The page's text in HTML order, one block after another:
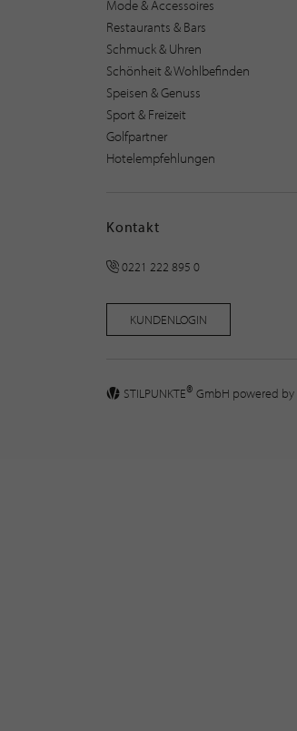
Mode & Accessoires
Restaurants & Bars
Schmuck & Uhren
Schönheit & Wohlbefinden
Speisen & Genuss
Sport & Freizeit
Golfpartner
Hotelempfehlungen
Kontakt
0221 222 895 0
KUNDENLOGIN
STILPUNKTE® GmbH powered by